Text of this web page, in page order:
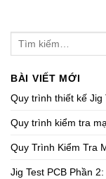
BÀI VIẾT MỚI
Quy trình thiết kế Jig
Quy trình kiểm tra
Quy Trình Kiểm Tra
Jig Test PCB Phần